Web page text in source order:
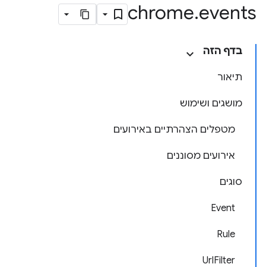
chrome.events
בדף הזה
תיאור
מושגים ושימוש
מטפלים הצהרתיים באירועים
אירועים מסוננים
סוגים
Event
Rule
UrlFilter